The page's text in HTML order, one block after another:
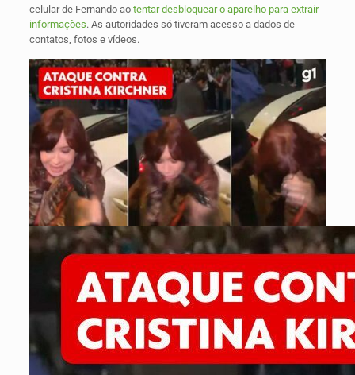
celular de Fernando ao tentar desbloquear o aparelho para extrair
informações. As autoridades só tiveram acesso a dados de
contatos, fotos e vídeos.